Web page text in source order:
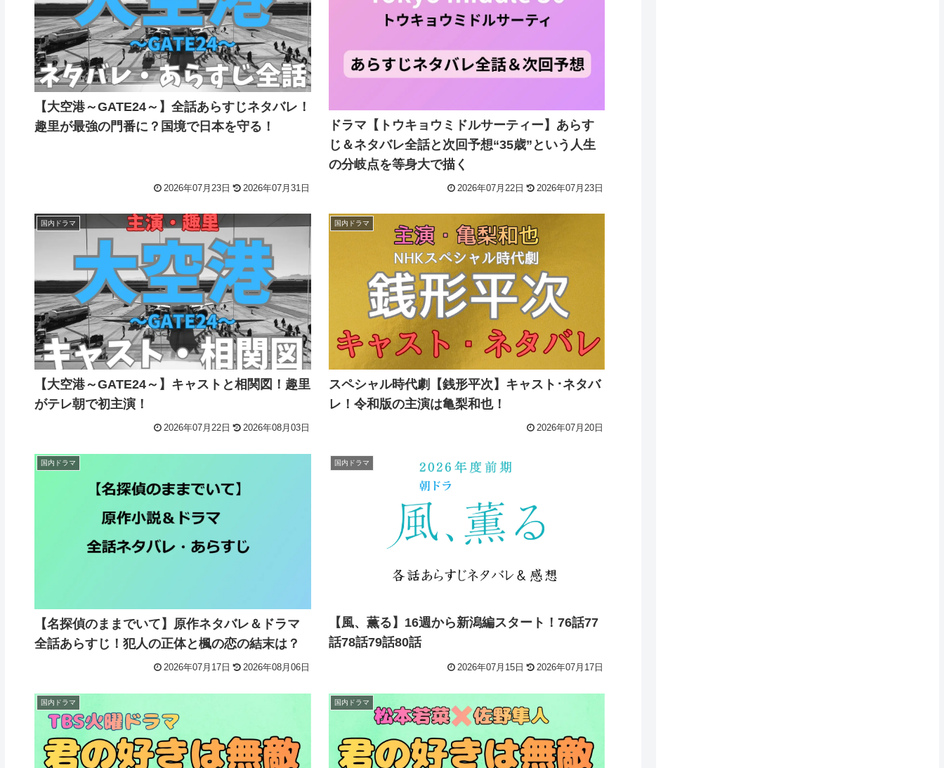
【大空港～GATE24～】全話あらすじネタバレ！
趣里が最強の門番に？国境で日本を守る！
2026年07月23日 2026年07月31日
ドラマ【トウキョウミドルサーティー】あらす
じ＆ネタバレ全話と次回予想“35歳”という人生
の分岐点を等身大で描く
2026年07月22日 2026年07月23日
国内ドラマ
【大空港～GATE24～】キャストと相関図！趣里
がテレ朝で初主演！
2026年07月22日 2026年08月03日
国内ドラマ
スペシャル時代劇【銭形平次】キャスト･ネタバ
レ！令和版の主演は亀梨和也！
2026年07月20日
国内ドラマ
【名探偵のままでいて】原作ネタバレ＆ドラマ
全話あらすじ！犯人の正体と楓の恋の結末は？
2026年07月17日 2026年08月06日
国内ドラマ
【風、薫る】16週から新潟編スタート！76話77
話78話79話80話
2026年07月15日 2026年07月17日
国内ドラマ 国内ドラマ